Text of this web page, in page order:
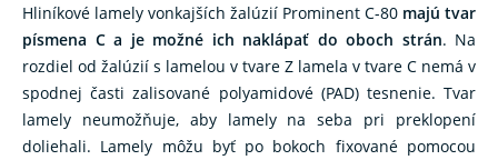
Hliníkové lamely vonkajších žalúzií Prominent C-80 majú tvar
písmena C a je možné ich naklápať do oboch strán. Na
rozdiel od žalúzií s lamelou v tvare Z lamela v tvare C nemá v
spodnej časti zalisované polyamidové (PAD) tesnenie. Tvar
lamely neumožňuje, aby lamely na seba pri preklopení
doliehali. Lamely môžu byť po bokoch fixované pomocou